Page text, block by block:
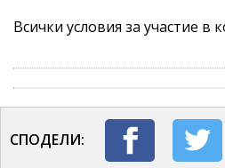
Всички условия за участие в
СПОДЕЛИ: